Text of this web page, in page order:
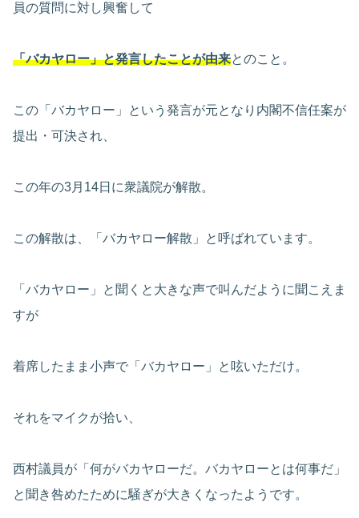
員の質問に対し興奮して
「バカヤロー」と発言したことが由来とのこと。
この「バカヤロー」という発言が元となり内閣不信任案が
提出・可決され、
この年の3月14日に衆議院が解散。
この解散は、「バカヤロー解散」と呼ばれています。
「バカヤロー」と聞くと大きな声で叫んだように聞こえま
すが
着席したまま小声で「バカヤロー」と呟いただけ。
それをマイクが拾い、
西村議員が「何がバカヤローだ。バカヤローとは何事だ」
と聞き咎めたために騒ぎが大きくなったようです。